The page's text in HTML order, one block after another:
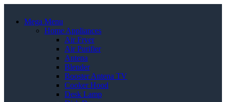
Mega Menu
Home Appliances
Air Fryer
Air Purifier
Antena
Blender
Booster Antena TV
Cooker Hood
Desk Lamp